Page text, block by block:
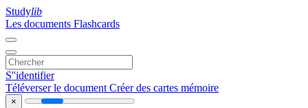
Studylib
Les documents Flashcards
S''identifier
Téléverser le document Créer des cartes mémoire
×